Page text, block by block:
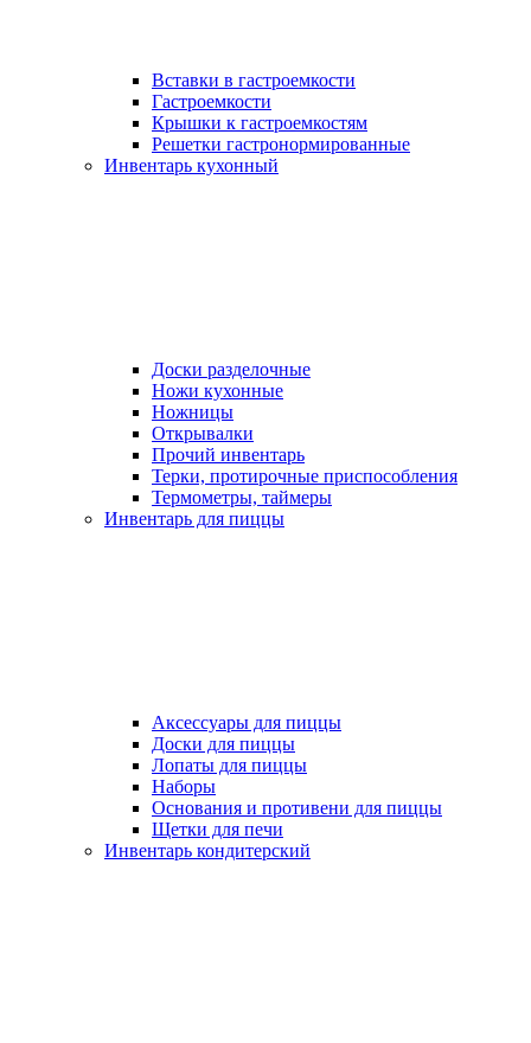
Вставки в гастроемкости
Гастроемкости
Крышки к гастроемкостям
Решетки гастронормированные
Инвентарь кухонный
Доски разделочные
Ножи кухонные
Ножницы
Открывалки
Прочий инвентарь
Терки, протирочные приспособления
Термометры, таймеры
Инвентарь для пиццы
Аксессуары для пиццы
Доски для пиццы
Лопаты для пиццы
Наборы
Основания и противени для пиццы
Щетки для печи
Инвентарь кондитерский